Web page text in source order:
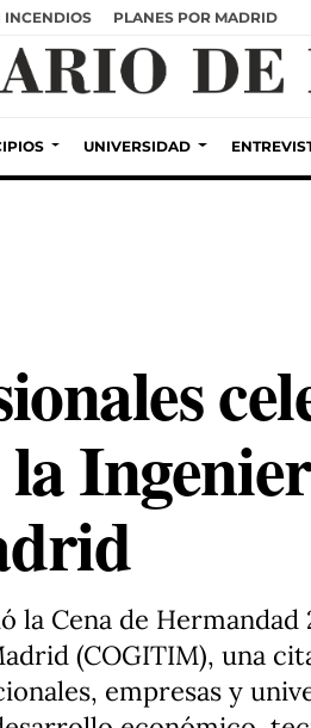
INCENDIOS PLANES POR MADRID
UNIVERSIDAD
la Cena de
(COGITIM), una
empresas y